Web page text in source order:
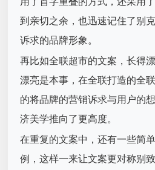
到亲切之余，也迅速记住了别
诉求的品牌形象。
再比如全联超市的文案，长得
漂亮是本事，在全联打造的全
的将品牌的营销诉求与用户的
济美学推向了更高度。
在重复的文案中，还有一些简
例，这样一来让文案更对称别